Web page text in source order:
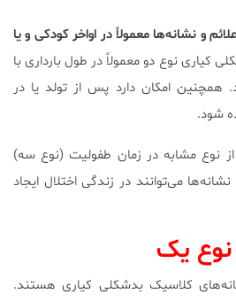
و نشانه‌ها معمولاً در اواخر کودکی و یا
کیاری نوع دو معمولاً در طول بارداری با
امکان دارد پس از تولد یا در
شود.
از نوع مشابه در زمان طفولیت (نوع سه)
می‌توانند در زندگی اختلال ایجاد
نوع یک
کلاسیک بدشکلی کیاری هستند.